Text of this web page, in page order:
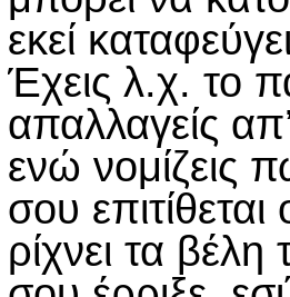
εκεί
Έχεις λ.χ. το
απαλλαγείς
ενώ νομίζεις
σου
ρίχνει τα